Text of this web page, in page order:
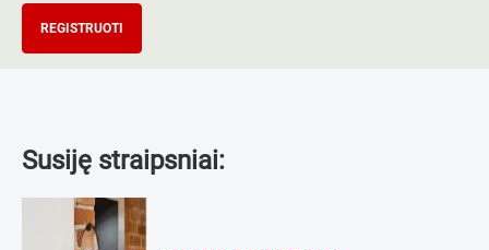
REGISTRUOTI
Susiję straipsniai: